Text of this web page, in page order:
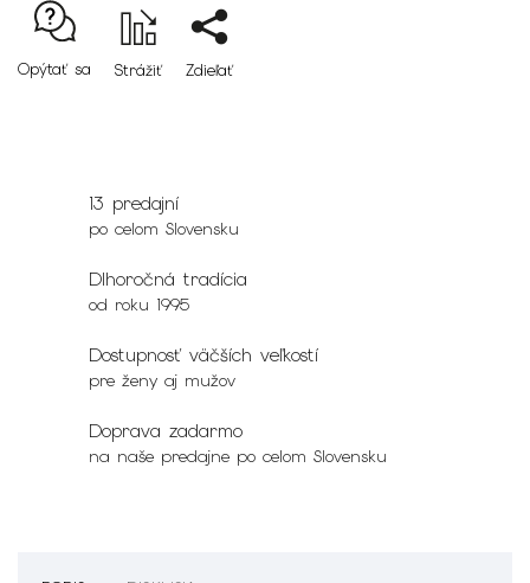
Opýtať sa Strážiť Zdieľať
13 predajní
po celom Slovensku
Dlhoročná tradícia
od roku 1995
Dostupnosť väčších veľkostí
pre ženy aj mužov
Doprava zadarmo
na naše predajne po celom Slovensku